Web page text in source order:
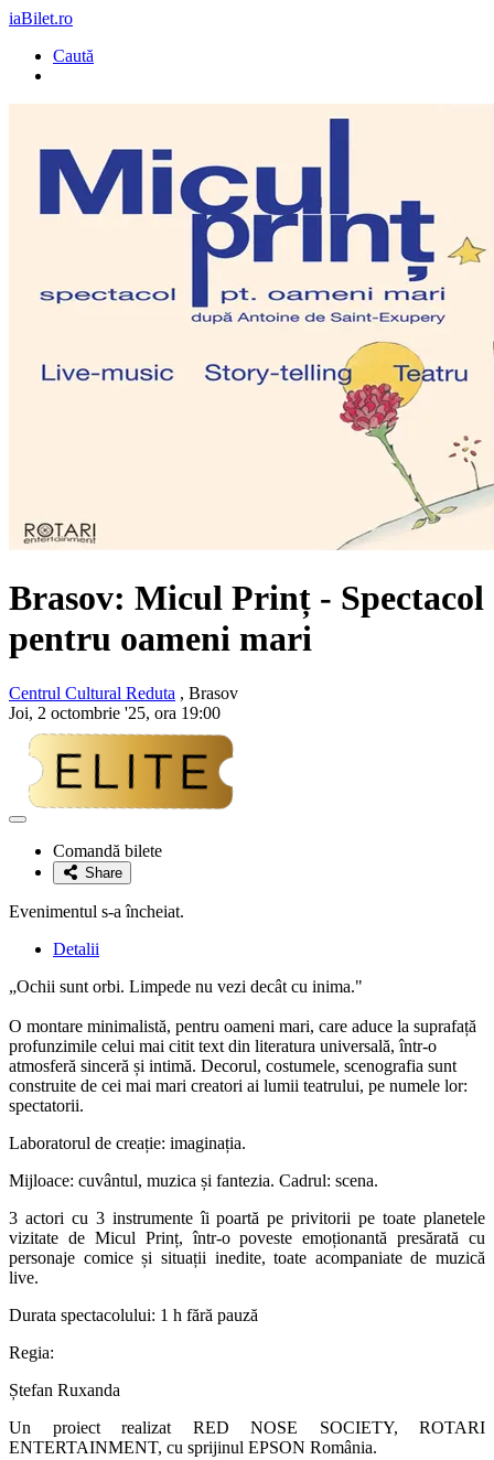
iaBilet.ro
Caută
Brasov: Micul Prinț - Spectacol
pentru oameni mari
Centrul Cultural Reduta , Brasov
Joi, 2 octombrie '25, ora 19:00
Adaugă
favoriteComandă bilete
Share
Evenimentul s-a încheiat.
Detalii
„Ochii sunt orbi. Limpede nu vezi decât cu inima."
O montare minimalistă, pentru oameni mari, care aduce la suprafață
profunzimile celui mai citit text din literatura universală, într-o
atmosferă sinceră și intimă. Decorul, costumele, scenografia sunt
construite de cei mai mari creatori ai lumii teatrului, pe numele lor:
spectatorii.
Laboratorul de creație: imaginația.
Mijloace: cuvântul, muzica și fantezia. Cadrul: scena.
3 actori cu 3 instrumente îi poartă pe privitorii pe toate planetele
vizitate de Micul Prinț, într-o poveste emoționantă presărată cu
personaje comice și situații inedite, toate acompaniate de muzică
live.
Durata spectacolului: 1 h fără pauză
Regia:
Ștefan Ruxanda
Un proiect realizat RED NOSE SOCIETY, ROTARI
ENTERTAINMENT, cu sprijinul EPSON România.